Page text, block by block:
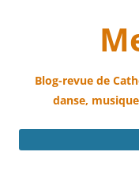
Blog-revue de
danse,